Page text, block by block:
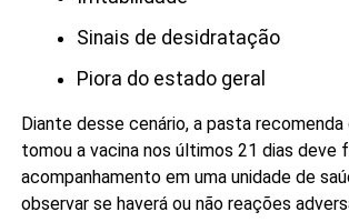
Sinais de desidratação
Piora do estado geral
Diante desse cenário, a pasta recomenda
tomou a vacina nos últimos 21 dias deve
acompanhamento em uma unidade de
observar se haverá ou não reações